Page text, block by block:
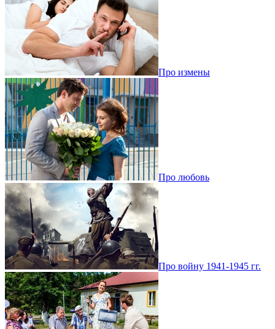
Про измены
Про любовь
Про войну 1941-1945 гг.